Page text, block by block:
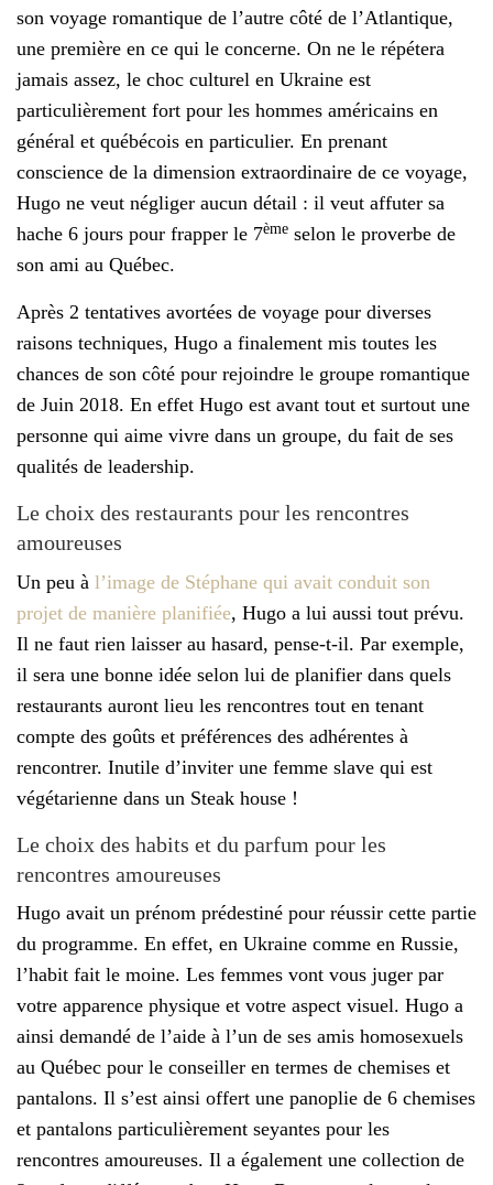
son voyage romantique de l’autre côté de l’Atlantique,
une première en ce qui le concerne. On ne le répétera
jamais assez, le choc culturel en Ukraine est
particulièrement fort pour les hommes américains en
général et québécois en particulier. En prenant
conscience de la dimension extraordinaire de ce voyage,
Hugo ne veut négliger aucun détail : il veut affuter sa
hache 6 jours pour frapper le 7ème selon le proverbe de
son ami au Québec.
Après 2 tentatives avortées de voyage pour diverses
raisons techniques, Hugo a finalement mis toutes les
chances de son côté pour rejoindre le groupe romantique
de Juin 2018. En effet Hugo est avant tout et surtout une
personne qui aime vivre dans un groupe, du fait de ses
qualités de leadership.
Le choix des restaurants pour les rencontres
amoureuses
Un peu à l’image de Stéphane qui avait conduit son
projet de manière planifiée, Hugo a lui aussi tout prévu.
Il ne faut rien laisser au hasard, pense-t-il. Par exemple,
il sera une bonne idée selon lui de planifier dans quels
restaurants auront lieu les rencontres tout en tenant
compte des goûts et préférences des adhérentes à
rencontrer. Inutile d’inviter une femme slave qui est
végétarienne dans un Steak house !
Le choix des habits et du parfum pour les
rencontres amoureuses
Hugo avait un prénom prédestiné pour réussir cette partie
du programme. En effet, en Ukraine comme en Russie,
l’habit fait le moine. Les femmes vont vous juger par
votre apparence physique et votre aspect visuel. Hugo a
ainsi demandé de l’aide à l’un de ses amis homosexuels
au Québec pour le conseiller en termes de chemises et
pantalons. Il s’est ainsi offert une panoplie de 6 chemises
et pantalons particulièrement seyantes pour les
rencontres amoureuses. Il a également une collection de